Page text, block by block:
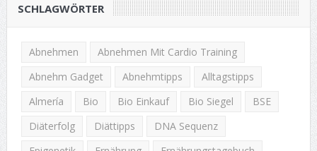
SCHLAGWÖRTER
Abnehmen
Abnehmen Mit Cardio Training
Abnehm Gadget
Abnehmtipps
Alltagstipps
Almería
Bio Bio Einkauf Bio Siegel
BSE
Diäterfolg
Diättipps
DNA Sequenz